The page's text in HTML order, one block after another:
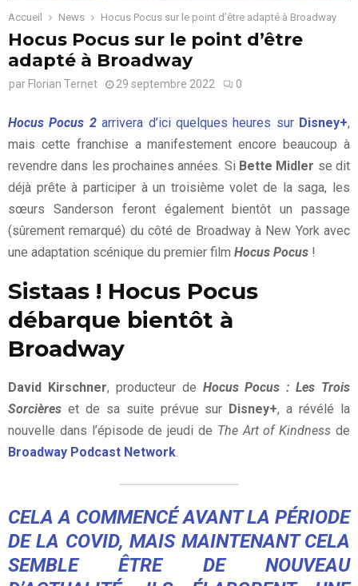
Accueil News Hocus Pocus sur le point d’être adapté à Broadway
Hocus Pocus sur le point d’être
adapté à Broadway
par Florian Ternet 29 septembre 2022 0
Hocus Pocus 2arrivera d’ici quelques heures sur Disney+,
mais cette franchise a manifestement encore beaucoup à
revendre dans les prochaines années. Si Bette Midler se dit
déjà prête à participer à un troisième volet de la saga, les
sœurs Sanderson feront également bientôt un passage
(sûrement remarqué) du côté de Broadway à New York avec
une adaptation scénique du premier film Hocus Pocus !
Sistaas ! Hocus Pocus
débarque bientôt à
Broadway
David Kirschner, producteur de Hocus Pocus : Les Trois
Sorcières et de sa suite prévue sur Disney+, a révélé la
nouvelle dans l’épisode de jeudi de The Art of Kindnessde
Broadway Podcast Network
CELA A COMMENCÉ AVANT LA PÉRIODE
DE LA COVID, MAIS MAINTENANT CELA
SEMBLE ÊTRE DE NOUVEAU